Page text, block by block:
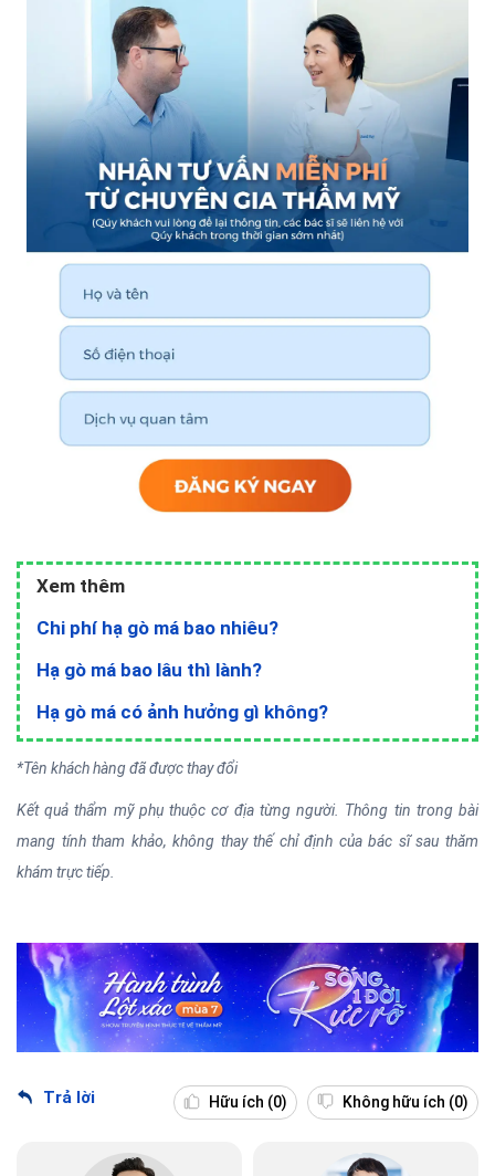
Xem thêm
Chi phí hạ gò má bao nhiêu?
Hạ gò má bao lâu thì lành?
Hạ gò má có ảnh hưởng gì không?
*Tên khách hàng đã được thay đổi
Kết quả thẩm mỹ phụ thuộc cơ địa từng người. Thông tin trong bài
mang tính tham khảo, không thay thế chỉ định của bác sĩ sau thăm
khám trực tiếp.
Trả lời Hữu ích (0) Không hữu ích (0)